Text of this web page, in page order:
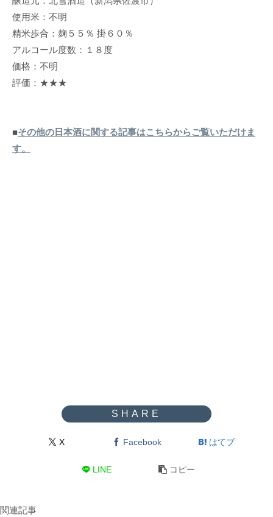
使用米：不明
精米歩合：麹５５％ 掛６０％
アルコール度数：１８度
価格：不明
評価：★★★
■その他の日本酒に関する記事はこちらからご覧いただけま
す。
X Facebook はてブ
LINE コピー
関連記事